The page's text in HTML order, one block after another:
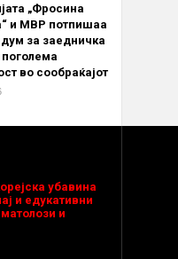
„Фросина
и МВР потпишаа
за заедничка
во сообраќајот
убавина
и едукативни
и